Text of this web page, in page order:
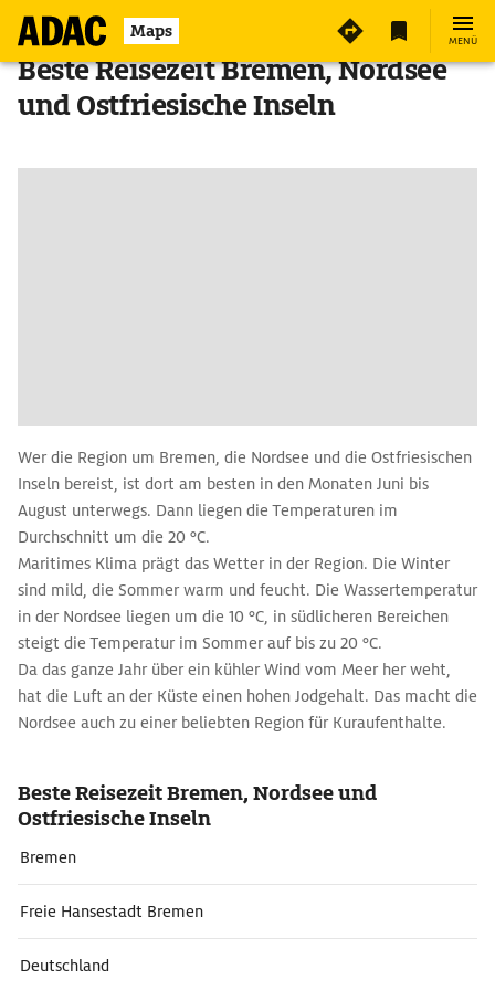
Maps MENÜ
Beste Reisezeit Bremen, Nordsee
und Ostfriesische Inseln
Wer die Region um Bremen, die Nordsee und die Ostfriesischen
­Inseln bereist, ist dort am besten in den Monaten Juni bis
August unterwegs. Dann liegen die Temperaturen im
Durchschnitt um die 20 °C.
Maritimes Klima prägt das Wetter in der Region. Die Winter
sind mild, die Sommer warm und feucht. Die Wassertemperatur
in der Nordsee liegen um die 10 °C, in südlicheren Bereichen
steigt die Temperatur im Sommer auf bis zu 20 °C.
Da das ganze Jahr über ein kühler Wind vom Meer her weht,
hat die Luft an der Küste einen hohen Jodgehalt. Das macht die
Nordsee auch zu ­einer beliebten Region für Kuraufenthalte.
Beste Reisezeit Bremen, Nordsee und
Ostfriesische Inseln
Bremen
Freie Hansestadt Bremen
Deutschland